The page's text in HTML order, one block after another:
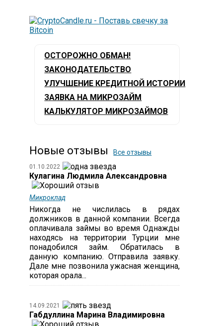
ОСТОРОЖНО ОБМАН!
ЗАКОНОДАТЕЛЬСТВО
УЛУЧШЕНИЕ КРЕДИТНОЙ ИСТОРИИ
ЗАЯВКА НА МИКРОЗАЙМ
КАЛЬКУЛЯТОР МИКРОЗАЙМОВ
Новые отзывы Все отзывы
01.10.2022
Кулагина Людмила Александровна
Микроклад
Никогда не числилась в рядах
должников в данной компании. Всегда
оплачивала займы во время Однажды
находясь на территории Турции мне
понадобился займ. Обратилась в
данную компанию. Отправила заявку.
Дале мне позвонила ужасная женщина,
которая орала...
14.09.2021
Габдуллина Марина Владимировна